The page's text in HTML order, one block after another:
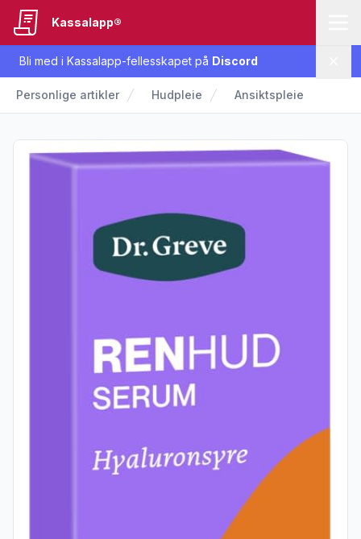
Bli med i Kassalapp-fellesskapet på Discord
Kassalapp®
Personlige artikler Hudpleie Ansiktspleie